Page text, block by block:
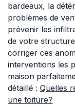
bardeaux, la
problèmes de
prévenir les
de votre
corriger ces
interventions les
maison
détaillé : Quelles
une toiture?